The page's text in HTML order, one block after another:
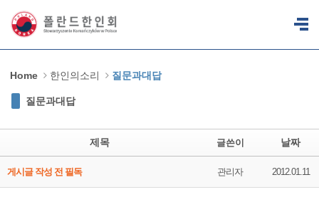
Home 한인의소리 질문과대답
질문과대답
제목 글쓴이 날짜
게시글 작성 전 필독 관리자 2012.01.11